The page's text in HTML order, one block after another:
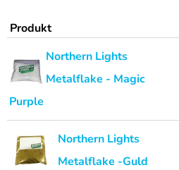
Produkt
Northern Lights
Metalflake - Magic
Purple
Northern Lights
Metalflake -Guld